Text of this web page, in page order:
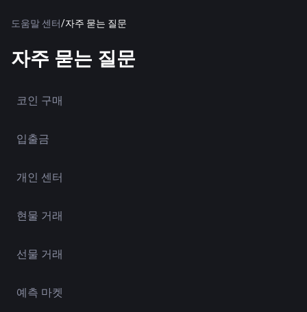
도움말 센터/자주 묻는 질문
자주 묻는 질문
코인 구매
입출금
개인 센터
현물 거래
선물 거래
예측 마켓